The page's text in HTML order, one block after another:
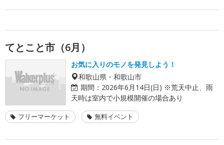
てとこと市（6月）
お気に入りのモノを発見しよう！
和歌山県・和歌山市
期間： 2026年6月14日(日) ※荒天中止、雨
天時は室内で小規模開催の場合あり
フリーマーケット 無料イベント